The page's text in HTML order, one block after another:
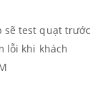
sẽ test quạt trước
lỗi khi khách